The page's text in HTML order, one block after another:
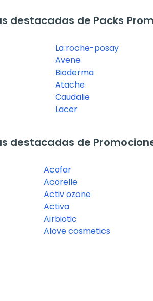
destacadas de Packs
La roche-posay
Avene
Bioderma
Atache
Caudalie
Lacer
destacadas de
Acofar
Acorelle
Activ ozone
Activa
Airbiotic
Alove cosmetics